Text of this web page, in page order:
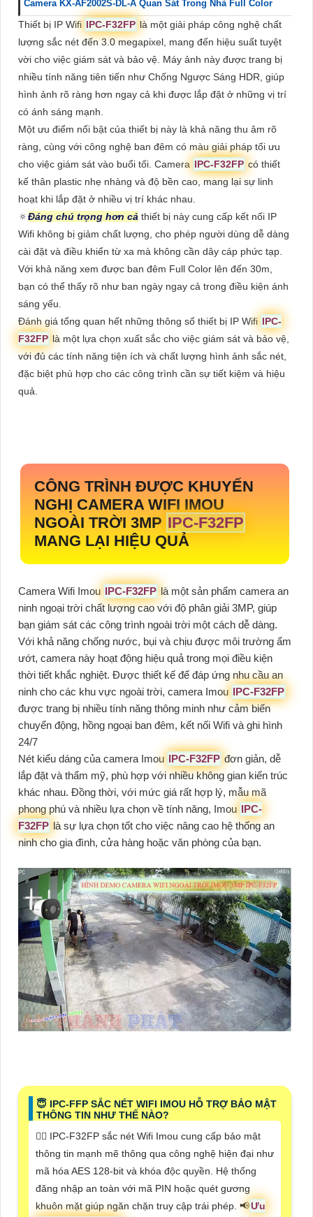
Camera KX-AF2002S-DL-A Quan Sát Trong Nhà Full Color
Thiết bị IP Wifi IPC-F32FP là một giải pháp công nghệ chất
lượng sắc nét đến 3.0 megapixel, mang đến hiệu suất tuyệt
vời cho việc giám sát và bảo vệ. Máy ảnh này được trang bị
nhiều tính năng tiên tiến như Chống Ngược Sáng HDR, giúp
hình ảnh rõ ràng hơn ngay cả khi được lắp đặt ở những vị trí
có ánh sáng mạnh.
Một ưu điểm nổi bật của thiết bị này là khả năng thu âm rõ
ràng, cùng với công nghệ ban đêm có màu giải pháp tối ưu
cho việc giám sát vào buổi tối. Camera IPC-F32FP có thiết
kế thân plastic nhẹ nhàng và độ bền cao, mang lại sự linh
hoạt khi lắp đặt ở nhiều vị trí khác nhau.
🔅Đáng chú trọng hơn cả thiết bị này cung cấp kết nối IP
Wifi không bị giảm chất lượng, cho phép người dùng dễ dàng
cài đặt và điều khiển từ xa mà không cần dây cáp phức tạp.
Với khả năng xem được ban đêm Full Color lên đến 30m,
bạn có thể thấy rõ như ban ngày ngay cả trong điều kiện ánh
sáng yếu.
Đánh giá tổng quan hết những thông số thiết bị IP Wifi IPC-
F32FP là một lựa chọn xuất sắc cho việc giám sát và bảo vệ,
với đủ các tính năng tiện ích và chất lượng hình ảnh sắc nét,
đặc biệt phù hợp cho các công trình cần sự tiết kiệm và hiệu
quả.
CÔNG TRÌNH ĐƯỢC KHUYẾN
NGHỊ CAMERA WIFI IMOU
NGOÀI TRỜI 3MP IPC-F32FP
MANG LẠI HIỆU QUẢ
Camera Wifi Imou IPC-F32FP là một sản phẩm camera an
ninh ngoại trời chất lượng cao với độ phân giải 3MP, giúp
bạn giám sát các công trình ngoài trời một cách dễ dàng.
Với khả năng chống nước, bụi và chịu được môi trường ẩm
ướt, camera này hoạt động hiệu quả trong mọi điều kiện
thời tiết khắc nghiệt. Được thiết kế để đáp ứng nhu cầu an
ninh cho các khu vực ngoài trời, camera Imou IPC-F32FP
được trang bị nhiều tính năng thông minh như cảm biến
chuyển động, hồng ngoại ban đêm, kết nối Wifi và ghi hình
24/7
Nét kiểu dáng của camera Imou IPC-F32FP đơn giản, dễ
lắp đặt và thẩm mỹ, phù hợp với nhiều không gian kiến trúc
khác nhau. Đồng thời, với mức giá rất hợp lý, mẫu mã
phong phú và nhiều lựa chọn về tính năng, Imou IPC-
F32FP là sự lựa chọn tốt cho việc nâng cao hệ thống an
ninh cho gia đình, cửa hàng hoặc văn phòng của bạn.
😇 IPC-FFP SẮC NÉT WIFI IMOU HỖ TRỢ BẢO MẬT
THÔNG TIN NHƯ THẾ NÀO?
🙆‍♀️ IPC-F32FP sắc nét Wifi Imou cung cấp bảo mật
thông tin mạnh mẽ thông qua công nghệ hiện đại như
mã hóa AES 128-bit và khóa độc quyền. Hệ thống
đăng nhập an toàn với mã PIN hoặc quét gương
khuôn mặt giúp ngăn chặn truy cập trái phép. 📢Ưu